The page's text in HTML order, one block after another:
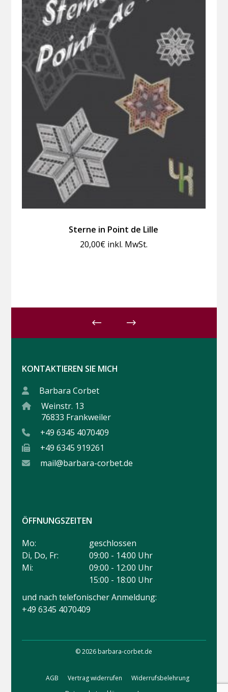
Sterne in Point de Lille
20,00€ inkl. MwSt.
KONTAKTIEREN SIE MICH
Barbara Corbet
Weinstr. 13
76833 Frankweiler
+49 6345 4070409
+49 6345 919261
mail@barbara-corbet.de
ÖFFNUNGSZEITEN
Mo:
geschlossen
Di, Do, Fr:
09:00 - 14:00 Uhr
Mi:
09:00 - 12:00 Uhr
15:00 - 18:00 Uhr
und nach telefonischer Anmeldung:
+49 6345 4070409
© 2026 barbara-corbet.de
AGB Vertrag widerrufen
Widerrufsbelehrung